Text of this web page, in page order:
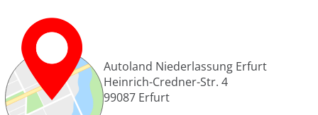
Autoland Niederlassung Erfurt
Heinrich-Credner-Str. 4
99087 Erfurt